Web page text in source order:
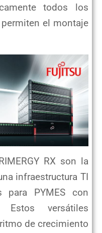
todos los
permiten el montaje
RX son la
infraestructura TI
para PYMES con
Estos versátiles
de crecimiento